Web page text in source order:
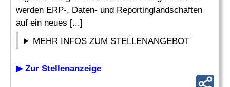
werden ERP-, Daten- und Reportinglandschaften
auf ein neues [...]
MEHR INFOS ZUM STELLENANGEBOT
▶ Zur Stellenanzeige